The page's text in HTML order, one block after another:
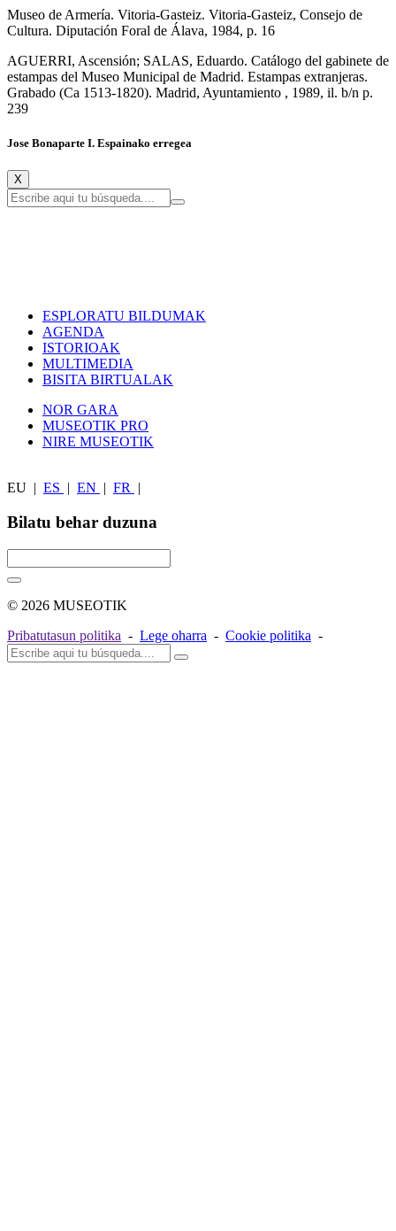
Museo de Armería. Vitoria-Gasteiz. Vitoria-Gasteiz, Consejo de
Cultura. Diputación Foral de Álava, 1984, p. 16
AGUERRI, Ascensión; SALAS, Eduardo. Catálogo del gabinete de
estampas del Museo Municipal de Madrid. Estampas extranjeras.
Grabado (Ca 1513-1820). Madrid, Ayuntamiento , 1989, il. b/n p.
239
Jose Bonaparte I. Espainako erregea
X
ESPLORATU BILDUMAK
AGENDA
ISTORIOAK
MULTIMEDIA
BISITA BIRTUALAK
NOR GARA
MUSEOTIK PRO
NIRE MUSEOTIK
EU | ES | EN | FR |
Bilatu behar duzuna
© 2026 MUSEOTIK
Pribatutasun politika - Lege oharra - Cookie politika -